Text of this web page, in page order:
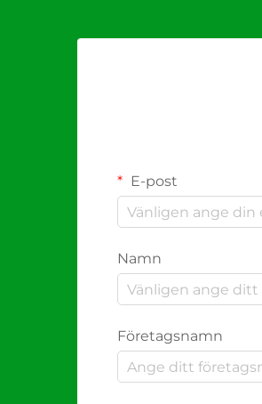
E-post
Namn
Företagsnamn